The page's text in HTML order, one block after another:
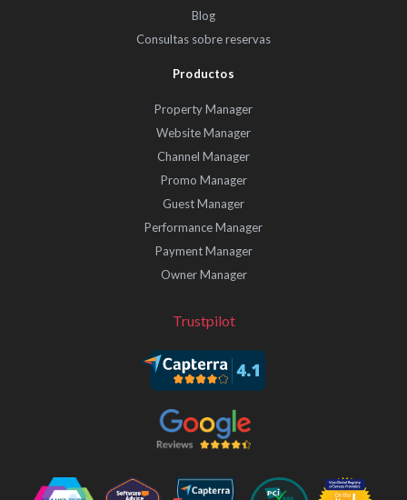
Blog
Consultas sobre reservas
Productos
Property Manager
Website Manager
Channel Manager
Promo Manager
Guest Manager
Performance Manager
Payment Manager
Owner Manager
Trustpilot